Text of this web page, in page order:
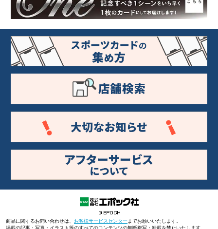
商品に関するお問い合わせは、 お客様サービスセンター までお願いいたします。